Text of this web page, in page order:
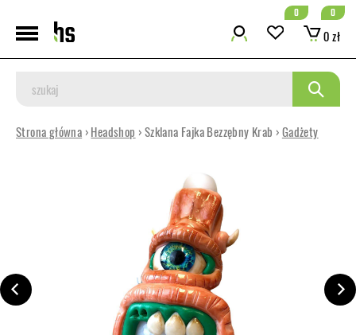
0
0 zł
0
Strona główna ›Headshop › Szklana Fajka Bezzębny Krab ›Gadżety